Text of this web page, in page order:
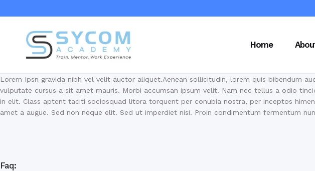
Home
Lorem Ipsn gravida nibh vel velit auctor aliquet.Aenean sollicitudin, lorem quis bibendum
vulputate cursus a sit amet mauris. Morbi accumsan ipsum velit. Nam nec tellus a odio
in elit. Class aptent taciti sociosquad litora torquent per conubia nostra, per inceptos
amet a augue. Sed non neque elit. Sed ut imperdiet nisi. Proin condimentum fermentum
Faq: